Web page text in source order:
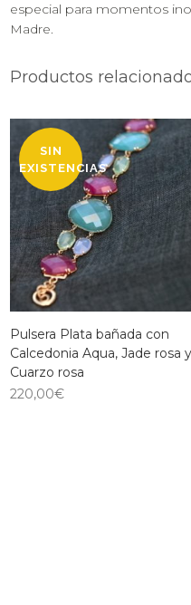
especial para momentos
Madre.
Productos
SIN
EXISTENCIAS
Pulsera Plata bañada con
Calcedonia Aqua, Jade rosa y
Cuarzo rosa
220,00€